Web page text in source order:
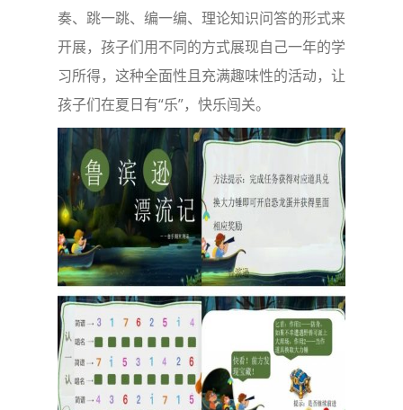
奏、跳一跳、编一编、理论知识问答的形式来
开展，孩子们用不同的方式展现自己一年的学
习所得，这种全面性且充满趣味性的活动，让
孩子们在夏日有“乐”，快乐闯关。